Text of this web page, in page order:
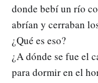
donde bebí un río
abrían y cerraban
¿Qué es eso?
¿A dónde se fue el
para dormir en el